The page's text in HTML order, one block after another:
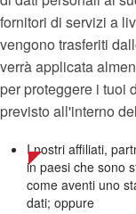
fornitori di servizi a
vengono trasferiti
verrà applicata
per proteggere i tuoi
previsto all'interno
I nostri affiliati,
in paesi che sono
come aventi uno
dati; oppure